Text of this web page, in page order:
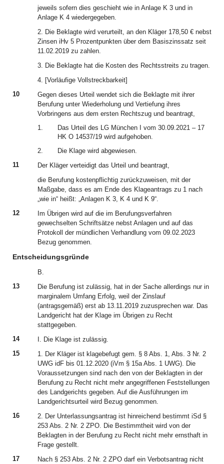
jeweils sofern dies geschieht wie in Anlage K 3 und in
Anlage K 4 wiedergegeben.
2. Die Beklagte wird verurteilt, an den Kläger 178,50 € nebst
Zinsen iHv 5 Prozentpunkten über dem Basiszinssatz seit
11.02.2019 zu zahlen.
3. Die Beklagte hat die Kosten des Rechtsstreits zu tragen.
4. [Vorläufige Vollstreckbarkeit]
10
Gegen dieses Urteil wendet sich die Beklagte mit ihrer
Berufung unter Wiederholung und Vertiefung ihres
Vorbringens aus dem ersten Rechtszug und beantragt,
1.
Das Urteil des LG München I vom 30.09.2021 – 17
HK O 14537/19 wird aufgehoben.
2.
Die Klage wird abgewiesen.
11
Der Kläger verteidigt das Urteil und beantragt,
die Berufung kostenpflichtig zurückzuweisen, mit der
Maßgabe, dass es am Ende des Klageantrags zu 1 nach
„wie in“ heißt: „Anlagen K 3, K 4 und K 9“.
12
Im Übrigen wird auf die im Berufungsverfahren
gewechselten Schriftsätze nebst Anlagen und auf das
Protokoll der mündlichen Verhandlung vom 09.02.2023
Bezug genommen.
Entscheidungsgründe
B.
13
Die Berufung ist zulässig, hat in der Sache allerdings nur in
marginalem Umfang Erfolg, weil der Zinslauf
(antragsgemäß) erst ab 13.11.2019 zuzusprechen war. Das
Landgericht hat der Klage im Übrigen zu Recht
stattgegeben.
14
I. Die Klage ist zulässig.
15
1. Der Kläger ist klagebefugt gem. § 8 Abs. 1, Abs. 3 Nr. 2
UWG idF bis 01.12.2020 (iVm § 15a Abs. 1 UWG). Die
Voraussetzungen sind nach den von der Beklagten in der
Berufung zu Recht nicht mehr angegriffenen Feststellungen
des Landgerichts gegeben. Auf die Ausführungen im
Landgerichtsurteil wird Bezug genommen.
16
2. Der Unterlassungsantrag ist hinreichend bestimmt iSd §
253 Abs. 2 Nr. 2 ZPO. Die Bestimmtheit wird von der
Beklagten in der Berufung zu Recht nicht mehr ernsthaft in
Frage gestellt.
17
Nach § 253 Abs. 2 Nr. 2 ZPO darf ein Verbotsantrag nicht